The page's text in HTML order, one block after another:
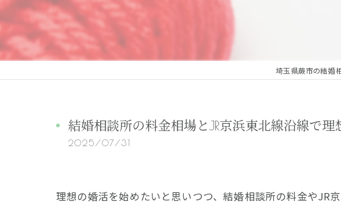
埼玉県蕨市の結婚
結婚相談所の料金相場とJR京浜東北線沿線で
2025/07/31
理想の婚活を始めたいと思いつつ、結婚相談所の料金やJR